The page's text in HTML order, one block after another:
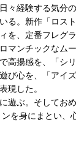
々経験する気分
る。新作「ロス
を、定番フレグ
マンチックなム
高揚感を、「シ
び心を、「アイ
現した。
遊ぶ。そしてお
を身にまとい、